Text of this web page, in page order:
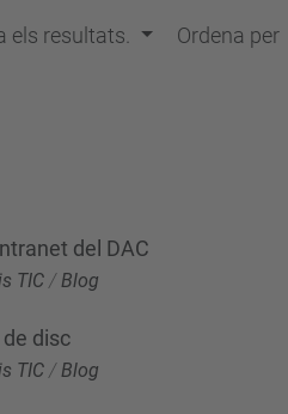
els resultats. Ordena per
del DAC
TIC / Blog
disc
TIC /Blog